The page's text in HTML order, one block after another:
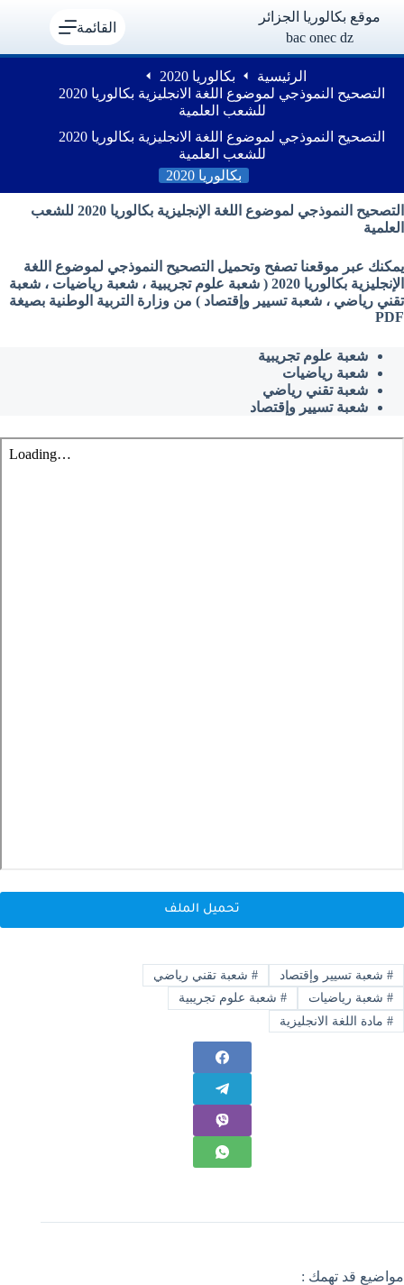
موقع بكالوريا الجزائر
bac onec dz
القائمة
الرئيسية
بكالوريا 2020
التصحيح النموذجي لموضوع اللغة الانجليزية بكالوريا 2020
للشعب العلمية
التصحيح النموذجي لموضوع اللغة الانجليزية بكالوريا 2020
للشعب العلمية
بكالوريا 2020
التصحيح النموذجي لموضوع اللغة الإنجليزية بكالوريا 2020 للشعب
العلمية
يمكنك عبر موقعنا تصفح وتحميل التصحيح النموذجي لموضوع اللغة
الإنجليزية بكالوريا 2020 ( شعبة علوم تجريبية ، شعبة رياضيات ، شعبة
تقني رياضي ، شعبة تسيير وإقتصاد ) من وزارة التربية الوطنية بصيغة
PDF
شعبة علوم تجريبية
شعبة رياضيات
شعبة تقني رياضي
شعبة تسيير وإقتصاد
تحميل الملف
#شعبة تسيير وإقتصاد #شعبة تقني رياضي
#شعبة رياضيات #شعبة علوم تجريبية
#مادة اللغة الانجليزية
مواضيع قد تهمك :